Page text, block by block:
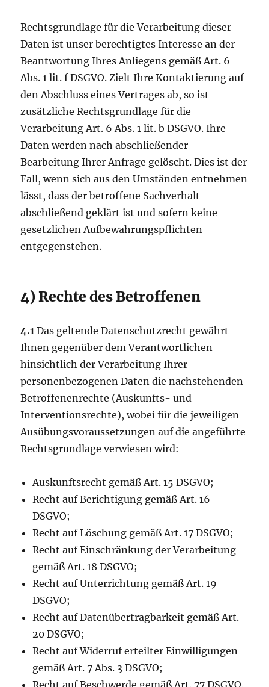
Rechtsgrundlage für die Verarbeitung dieser
Daten ist unser berechtigtes Interesse an der
Beantwortung Ihres Anliegens gemäß Art. 6
Abs. 1 lit. f DSGVO. Zielt Ihre Kontaktierung auf
den Abschluss eines Vertrages ab, so ist
zusätzliche Rechtsgrundlage für die
Verarbeitung Art. 6 Abs. 1 lit. b DSGVO. Ihre
Daten werden nach abschließender
Bearbeitung Ihrer Anfrage gelöscht. Dies ist der
Fall, wenn sich aus den Umständen entnehmen
lässt, dass der betroffene Sachverhalt
abschließend geklärt ist und sofern keine
gesetzlichen Aufbewahrungspflichten
entgegenstehen.
4) Rechte des Betroffenen
4.1 Das geltende Datenschutzrecht gewährt
Ihnen gegenüber dem Verantwortlichen
hinsichtlich der Verarbeitung Ihrer
personenbezogenen Daten die nachstehenden
Betroffenenrechte (Auskunfts- und
Interventionsrechte), wobei für die jeweiligen
Ausübungsvoraussetzungen auf die angeführte
Rechtsgrundlage verwiesen wird:
Auskunftsrecht gemäß Art. 15 DSGVO;
Recht auf Berichtigung gemäß Art. 16
DSGVO;
Recht auf Löschung gemäß Art. 17 DSGVO;
Recht auf Einschränkung der Verarbeitung
gemäß Art. 18 DSGVO;
Recht auf Unterrichtung gemäß Art. 19
DSGVO;
Recht auf Datenübertragbarkeit gemäß Art.
20 DSGVO;
Recht auf Widerruf erteilter Einwilligungen
gemäß Art. 7 Abs. 3 DSGVO;
Recht auf Beschwerde gemäß Art. 77 DSGVO.